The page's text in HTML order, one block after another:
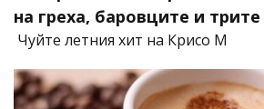
на греха, баровците и
Чуйте летния хит на Крисо М